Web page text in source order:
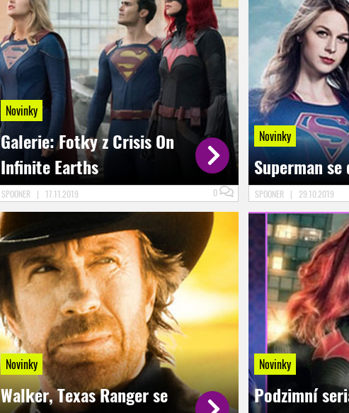
Novinky
Galerie: Fotky z Crisis On
Infinite Earths
SPOONER | 17.11.2019 0
Novinky
Superman
SPOONER | 29.10.2019
Novinky
Walker, Texas Ranger se
Novinky
Podzimní